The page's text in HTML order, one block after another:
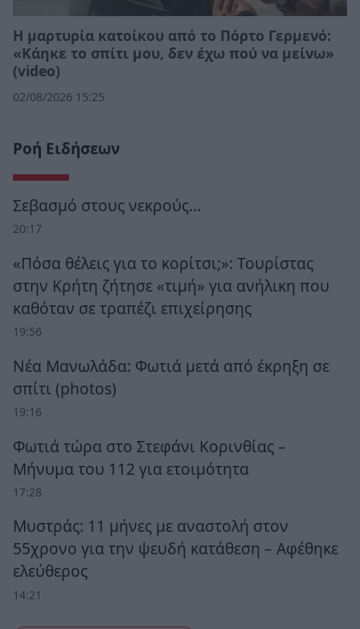
Η μαρτυρία κατοίκου από το Πόρτο Γερμενό:
«Κάηκε το σπίτι μου, δεν έχω πού να μείνω»
(video)
02/08/2026 15:25
Ροή Ειδήσεων
Σεβασμό στους νεκρούς…
20:17
«Πόσα θέλεις για το κορίτσι;»: Τουρίστας
στην Κρήτη ζήτησε «τιμή» για ανήλικη που
καθόταν σε τραπέζι επιχείρησης
19:56
Νέα Μανωλάδα: Φωτιά μετά από έκρηξη σε
σπίτι (photos)
19:16
Φωτιά τώρα στο Στεφάνι Κορινθίας –
Μήνυμα του 112 για ετοιμότητα
17:28
Μυστράς: 11 μήνες με αναστολή στον
55χρονο για την ψευδή κατάθεση – Αφέθηκε
ελεύθερος
14:21